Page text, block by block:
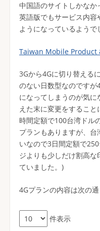
中国語のサイトしかなか
英語版でもサービス内容
ようになっているようで
Taiwan Mobile Product
3Gから4Gに切り替える
のない日数型なのですが
になってしまうのが気
えた末に変更をするこ
時間定額で100台湾ドル
プランもありますが、
いなので3日間定額で
ジよりも少しだけ割高
ていました。)
4Gプランの内容は次の通
件表示